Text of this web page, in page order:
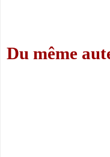
Du même